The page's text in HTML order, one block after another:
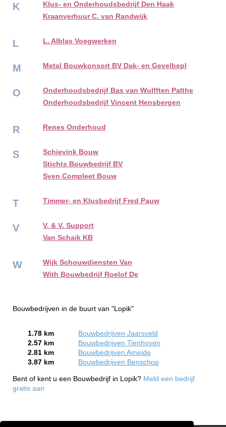
K
Klus- en Onderhoudsbedrijf Den Haak
Kraanverhuur C. van Randwijk
L L. Alblas Voegwerken
M Metal Bouwkonsort BV Dak- en Gevelbepl
O
Onderhoudsbedrijf Bas van Wulfften Palthe
Onderhoudsbedrijf Vincent Hensbergen
R Renes Onderhoud
S
Schievink Bouw
Stichts Bouwbedrijf BV
Sven Compleet Bouw
T Timmer- en Klusbedrijf Fred Pauw
V
V. & V. Support
Van Schaik KB
W
Wijk Schouwdiensten Van
With Bouwbedrijf Roelof De
Bouwbedrijven in de buurt van "Lopik"
1.78 km
Bouwbedrijven Jaarsveld
2.57 km
Bouwbedrijven Tienhoven
2.81 km
Bouwbedrijven Ameide
3.87 km
Bouwbedrijven Benschop
Bent of kent u een Bouwbedrijf in Lopik? Meld een bedrijf
gratis aan